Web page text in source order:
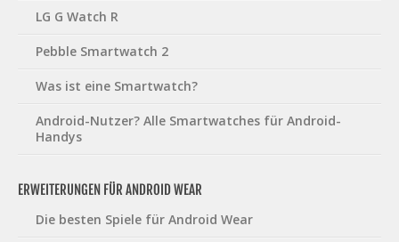
LG G Watch R
Pebble Smartwatch 2
Was ist eine Smartwatch?
Android-Nutzer? Alle Smartwatches für Android-
Handys
ERWEITERUNGEN FÜR ANDROID WEAR
Die besten Spiele für Android Wear